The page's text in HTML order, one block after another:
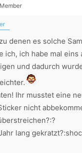
denen es solche
ich, ich habe mal eins
und dadurch
Ihr musstet eine
nicht
lang